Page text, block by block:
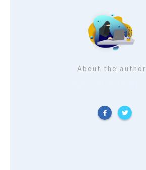
About the author